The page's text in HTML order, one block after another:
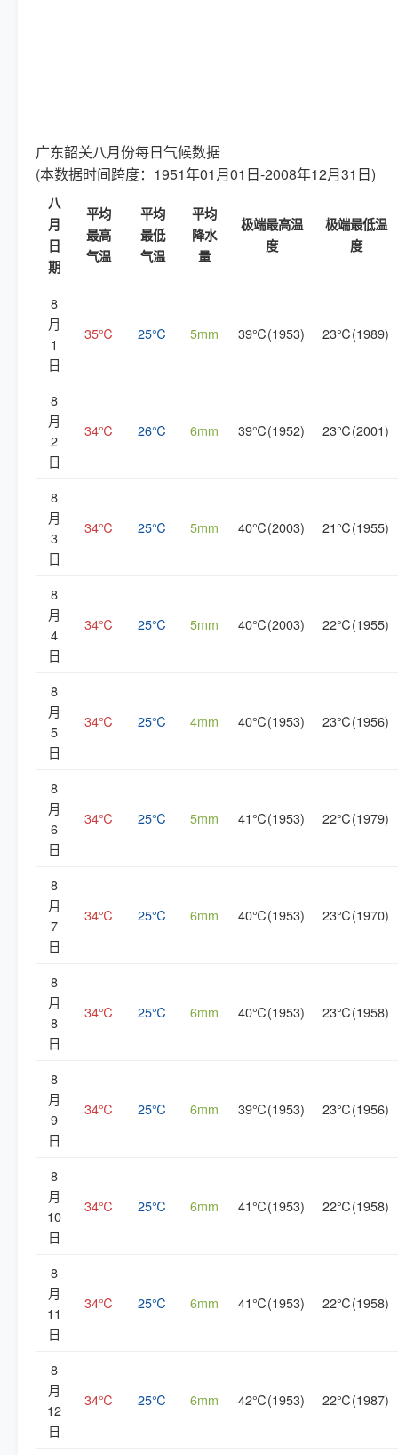
广东韶关八月份每日气候数据
(本数据时间跨度：1951年01月01日-2008年12月31日)
八
月
日
期
平均
最高
气温
平均
最低
气温
平均
降水
量
极端最高温
度
极端最低温
度
8
月
1
日
35℃ 25℃ 5mm 39℃(1953) 23℃(1989)
8
月
2
日
34℃ 26℃ 6mm 39℃(1952) 23℃(2001)
8
月
3
日
34℃ 25℃ 5mm 40℃(2003) 21℃(1955)
8
月
4
日
34℃ 25℃ 5mm 40℃(2003) 22℃(1955)
8
月
5
日
34℃ 25℃ 4mm 40℃(1953) 23℃(1956)
8
月
6
日
34℃ 25℃ 5mm 41℃(1953) 22℃(1979)
8
月
7
日
34℃ 25℃ 6mm 40℃(1953) 23℃(1970)
8
月
8
日
34℃ 25℃ 6mm 40℃(1953) 23℃(1958)
8
月
9
日
34℃ 25℃ 6mm 39℃(1953) 23℃(1956)
8
月
10
日
34℃ 25℃ 6mm 41℃(1953) 22℃(1958)
8
月
11
日
34℃ 25℃ 6mm 41℃(1953) 22℃(1958)
8
月
12
日
34℃ 25℃ 6mm 42℃(1953) 22℃(1987)